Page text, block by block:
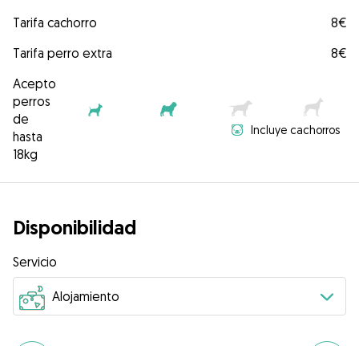
Tarifa cachorro
8€
Tarifa perro extra
8€
Acepto
perros
de
hasta
18kg
Incluye cachorros
Disponibilidad
Servicio